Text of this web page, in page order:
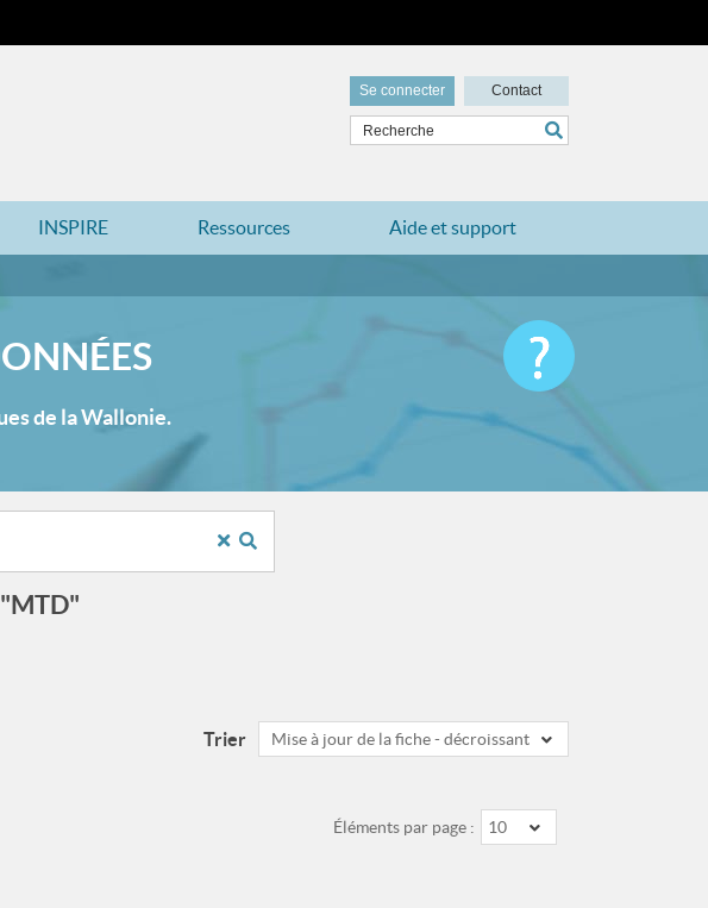
Se connecter Contact
INSPIRE Ressources Aide et support
de la Wallonie.
Trier Mise à jour de la fiche - décroissant
Éléments par page : 10